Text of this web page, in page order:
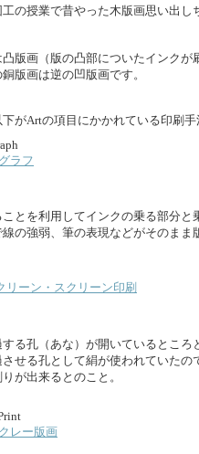
の授業で昔やった木版画思い出
版画（版の凸部についたインクが
版画は逆の凹版画です。
がArtの項目にかかれている印刷手
ラフ
とを利用してインクの乗る部分と
の強弱、筆の表現などがそのまま
リーン・スクリーン印刷
る孔（あな）が開いているところ
せる孔として絹が使われていたの
が出来るとのこと。
レー版画